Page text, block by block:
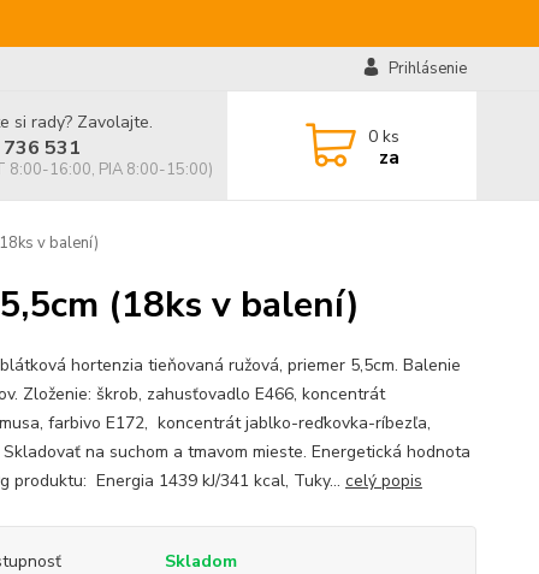
Prihlásenie
si rady? Zavolajte.
531
8:00-16:00, PIA 8:00-15:00)
0 ks
za
v balení)
(18ks v balení)
hortenzia tieňovaná ružová, priemer 5,5cm. Balenie
Zloženie: škrob, zahusťovadlo E466, koncentrát
farbivo E172, koncentrát jablko-reďkovka-ríbezľa,
Skladovať na suchom a tmavom mieste. Energetická hodnota
produktu: Energia 1439 kJ/341 kcal, Tuky... celý popis
Skladom